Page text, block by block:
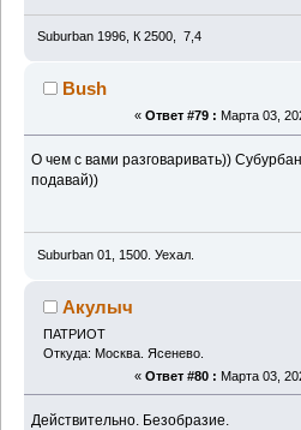
Suburban 1996, К 2500, 7,4
Bush
« Ответ #79 : Марта 03,
О чем с вами разговаривать))
подавай))
Suburban 01, 1500. Уехал.
Акулыч
ПАТРИОТ
Откуда: Москва. Ясенево.
« Ответ #80 : Марта 03,
Действительно. Безобразие.